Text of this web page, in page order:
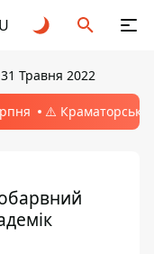
Травня 2022
⚠️ Краматорськ,